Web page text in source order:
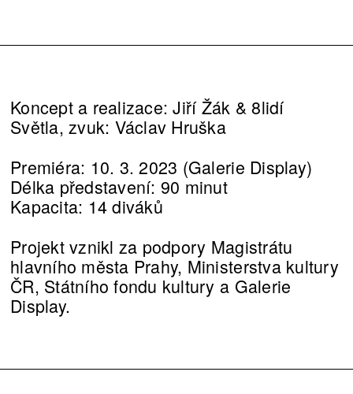
Koncept a realizace: Jiří Žák & 8lidí
Světla, zvuk: Václav Hruška
Premiéra: 10. 3. 2023 (Galerie Display)
Délka představení: 90 minut
Kapacita: 14 diváků
Projekt vznikl za podpory Magistrátu
hlavního města Prahy, Ministerstva kultury
ČR, Státního fondu kultury a Galerie
Display.